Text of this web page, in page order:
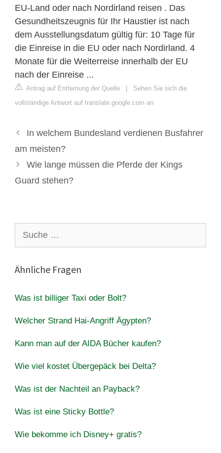
EU-Land oder nach Nordirland reisen . Das
Gesundheitszeugnis für Ihr Haustier ist nach
dem Ausstellungsdatum gültig für: 10 Tage für
die Einreise in die EU oder nach Nordirland. 4
Monate für die Weiterreise innerhalb der EU
nach der Einreise ...
Antrag auf Entfernung der Quelle | Sehen Sie sich die
vollständige Antwort auf translate.google.com an
In welchem Bundesland verdienen Busfahrer
am meisten?
Wie lange müssen die Pferde der Kings
Guard stehen?
nach:
Ähnliche Fragen
Was ist billiger Taxi oder Bolt?
Welcher Strand Hai-Angriff Ägypten?
Kann man auf der AIDA Bücher kaufen?
Wie viel kostet Übergepäck bei Delta?
Was ist der Nachteil an Payback?
Was ist eine Sticky Bottle?
Wie bekomme ich Disney+ gratis?